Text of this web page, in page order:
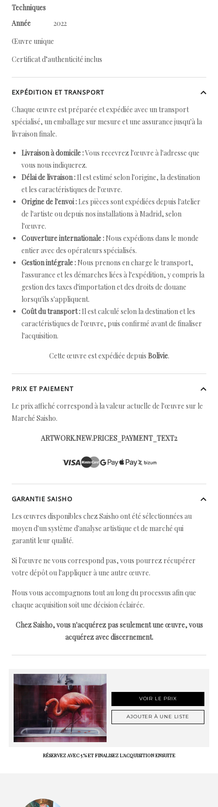
Techniques
Année
2022
Œuvre unique
Certificat d’authenticité inclus
EXPÉDITION ET TRANSPORT
Chaque œuvre est préparée et expédiée avec un transport
spécialisé, un emballage sur mesure et une assurance jusqu'à la
livraison finale.
Livraison à domicile :Vous recevrez l'œuvre à l'adresse que
vous nous indiquerez.
Délai de livraison : Il est estimé selon l'origine, la destination
et les caractéristiques de l'œuvre.
Origine de l'envoi : Les pièces sont expédiées depuis l'atelier
de l'artiste ou depuis nos installations à Madrid, selon
l'œuvre.
Couverture internationale : Nous expédions dans le monde
entier avec des opérateurs spécialisés.
Gestion intégrale : Nous prenons en charge le transport,
l'assurance et les démarches liées à l'expédition, y compris la
gestion des taxes d'importation et des droits de douane
lorsqu'ils s'appliquent.
Coût du transport : Il est calculé selon la destination et les
caractéristiques de l'œuvre, puis confirmé avant de finaliser
l'acquisition.
Cette œuvre est expédiée depuis Bolivie.
PRIX ET PAIEMENT
Le prix affiché correspond à la valeur actuelle de l'œuvre sur le
Marché Saisho.
ARTWORK.NEW.PRICES_PAYMENT_TEXT2
GARANTIE SAISHO
Les œuvres disponibles chez Saisho ont été sélectionnées au
moyen d'un système d'analyse artistique et de marché qui
garantit leur qualité.
Si l'œuvre ne vous correspond pas, vous pourrez récupérer
votre dépôt ou l'appliquer à une autre œuvre.
Nous vous accompagnons tout au long du processus afin que
chaque acquisition soit une décision éclairée.
Chez Saisho, vous n'acquérez pas seulement une œuvre, vous
acquérez avec discernement.
VOIR LE PRIX
AJOUTER À UNE LISTE
RÉSERVEZ AVEC 5 % ET FINALISEZ L'ACQUISITION ENSUITE